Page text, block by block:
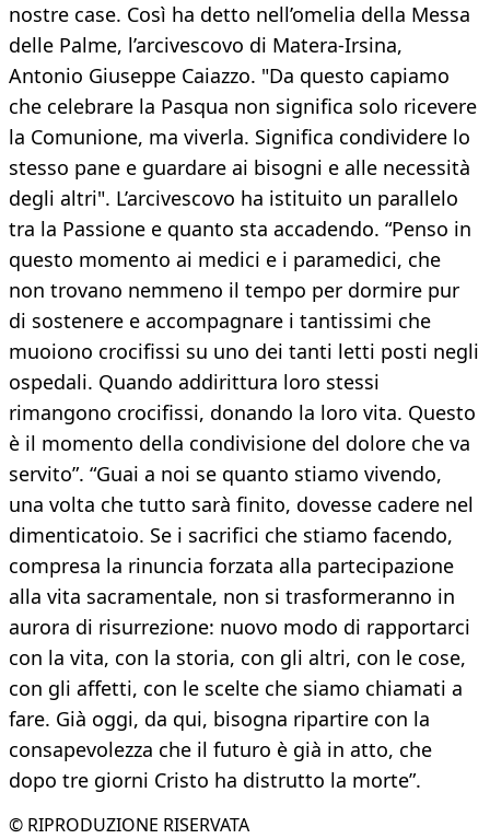
nostre case. Così ha detto nell’omelia della Messa
delle Palme, l’arcivescovo di Matera-Irsina,
Antonio Giuseppe Caiazzo. "Da questo capiamo
che celebrare la Pasqua non significa solo ricevere
la Comunione, ma viverla. Significa condividere lo
stesso pane e guardare ai bisogni e alle necessità
degli altri". L’arcivescovo ha istituito un parallelo
tra la Passione e quanto sta accadendo. “Penso in
questo momento ai medici e i paramedici, che
non trovano nemmeno il tempo per dormire pur
di sostenere e accompagnare i tantissimi che
muoiono crocifissi su uno dei tanti letti posti negli
ospedali. Quando addirittura loro stessi
rimangono crocifissi, donando la loro vita. Questo
è il momento della condivisione del dolore che va
servito”. “Guai a noi se quanto stiamo vivendo,
una volta che tutto sarà finito, dovesse cadere nel
dimenticatoio. Se i sacrifici che stiamo facendo,
compresa la rinuncia forzata alla partecipazione
alla vita sacramentale, non si trasformeranno in
aurora di risurrezione: nuovo modo di rapportarci
con la vita, con la storia, con gli altri, con le cose,
con gli affetti, con le scelte che siamo chiamati a
fare. Già oggi, da qui, bisogna ripartire con la
consapevolezza che il futuro è già in atto, che
dopo tre giorni Cristo ha distrutto la morte”.
© RIPRODUZIONE RISERVATA